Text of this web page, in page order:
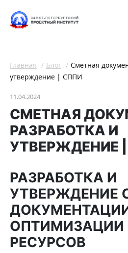
Главная Блог
Сметная
утверждение | СППИ
11.04.2024
СМЕТНАЯ
РАЗРАБОТКА И
УТВЕРЖДЕНИЕ
РАЗРАБОТКА И
УТВЕРЖДЕНИЕ
ОПТИМИЗАЦИИ
РЕСУРСОВ